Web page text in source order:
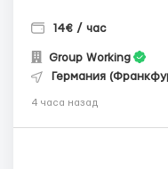
14€ / час
Group Working
Германия
4 часа назад